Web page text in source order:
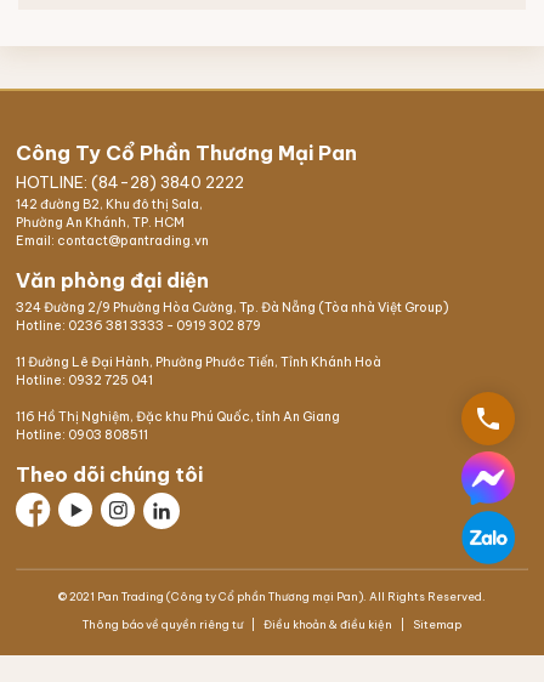
Công Ty Cổ Phần Thương Mại Pan
HOTLINE: (84-28) 3840 2222
142 đường B2, Khu đô thị Sala,
Phường An Khánh, TP. HCM
Email: contact@pantrading.vn
Văn phòng đại diện
324 Đường 2/9 Phường Hòa Cường, Tp. Đà Nẵng (Tòa nhà Việt Group)
Hotline: 0236 381 3333 - 0919 302 879
11 Đường Lê Đại Hành, Phường Phước Tiến, Tỉnh Khánh Hoà
Hotline: 0932 725 041
116 Hồ Thị Nghiệm, Đặc khu Phú Quốc, tỉnh An Giang
Hotline: 0903 808511
Theo dõi chúng tôi
© 2021 Pan Trading (Công ty Cổ phần Thương mại Pan). All Rights Reserved.
Thông báo về quyền riêng tư Điều khoản & điều kiện Sitemap
phone